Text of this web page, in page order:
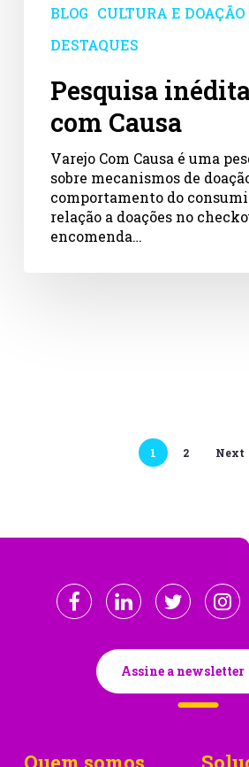
BLOG CULTURA E DOAÇÃO
DESTAQUES
Pesquisa
com Causa
Varejo Com Causa é uma
sobre mecanismos de
comportamento do
relação a doações no
encomenda…
1 2 Next
Assine a newsletter